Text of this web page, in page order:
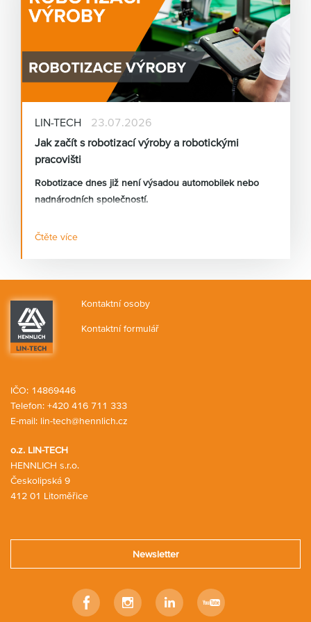
LIN-TECH
23.07.2026
Jak začít s robotizací výroby a robotickými
pracovišti
Robotizace dnes již není výsadou automobilek nebo
nadnárodních společností.
Stále častěji se s požadavky na automatizaci setkávám i
Čtěte více
Kontaktní osoby
Kontaktní formulář
o.z. LIN-TECH
HENNLICH s.r.o.
Českolipská 9
412 01 Litoměřice
IČO: 14869446
Telefon: +420 416 711 333
E-mail: lin-tech@hennlich.cz
FacebookInstagramLinkedin Youtube
Newsletter